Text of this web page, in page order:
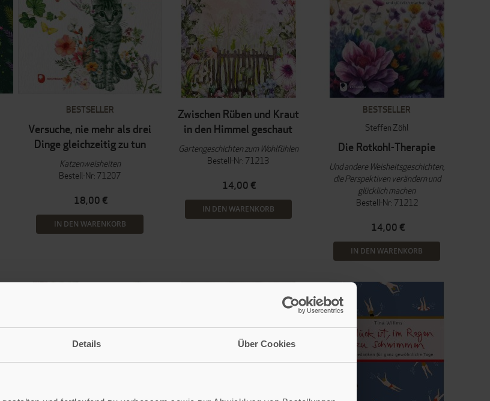
Details Über Cookies
BESTSELLER
Versuche, nie mehr als drei
Dinge gleichzeitig zu tun
Katzenweisheiten
Bestell-Nr: 71207
18,00 €
IN DEN WARENKORB
Zwischen Rüben und Kraut
in den Himmel geschaut
Gartengeschichten zum Wohlfühlen
Bestell-Nr: 71213
14,00 €
IN DEN WARENKORB
BESTSELLER
Steffen Zöhl
Die Rotkohl-Therapie
Und andere Weisheitsgeschichten,
die Perspektiven verändern und
glücklich machen
Bestell-Nr: 71212
14,00 €
IN DEN WARENKORB